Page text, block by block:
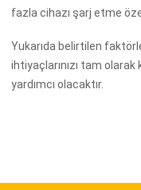
fazla cihazı şarj etme
Yukarıda belirtilen
ihtiyaçlarınızı tam olarak
yardımcı olacaktır.